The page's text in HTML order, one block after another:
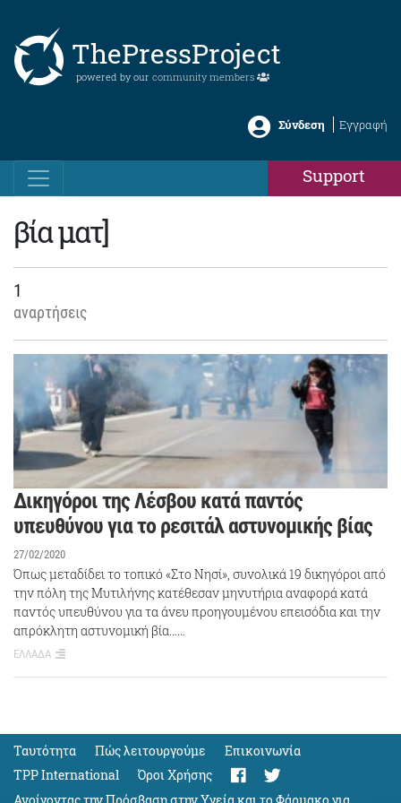
ThePressProject
powered by our community members
Σύνδεση Εγγραφή
Support
βία ματ]
1
αναρτήσεις
Δικηγόροι της Λέσβου κατά παντός
υπευθύνου για το ρεσιτάλ αστυνομικής βίας
27/02/2020
Όπως μεταδίδει το τοπικό «Στο Νησί», συνολικά 19 δικηγόροι από
την πόλη της Μυτιλήνης κατέθεσαν μηνυτήρια αναφορά κατά
παντός υπευθύνου για τα άνευ προηγουμένου επεισόδια και την
απρόκλητη αστυνομική βία……
ΕΛΛΑΔΑ
Ταυτότητα Πώς λειτουργούμε
Eπικοινωνία
TPP International
Όροι Χρήσης